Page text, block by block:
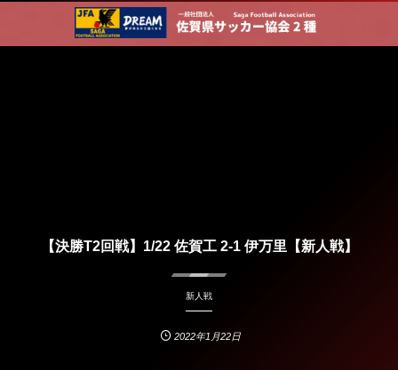
【決勝T2回戦】1/22 佐賀工 2-1 伊万里【新人戦】
新人戦
2022年1月22日